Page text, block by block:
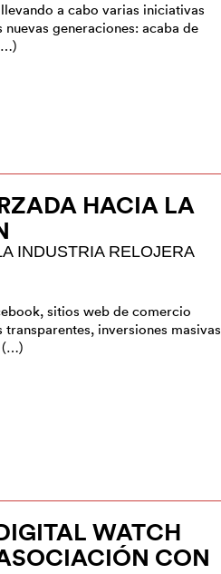
a cabo varias iniciativas
generaciones: acaba de
HACIA LA
INDUSTRIA RELOJERA
sitios web de comercio
inversiones masivas
(…)
WATCH
CON